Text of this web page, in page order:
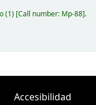
(1) Call number: Mp-88 .
Accesibilidad